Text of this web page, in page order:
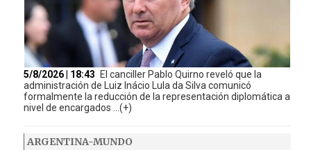
5/8/2026 | 18:43
El canciller Pablo Quirno reveló que la
administración de Luiz Inácio Lula da Silva comunicó
formalmente la reducción de la representación diplomática a
nivel de encargados ...(+)
ARGENTINA-MUNDO